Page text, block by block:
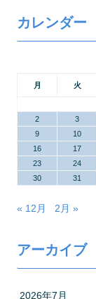
カレンダー
月 火
2
3
9
10
16
17
23
24
30
31
« 12月 2月 »
アーカイブ
2026年7月